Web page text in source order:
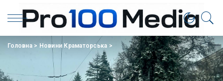
Головна> Новини Краматорська >